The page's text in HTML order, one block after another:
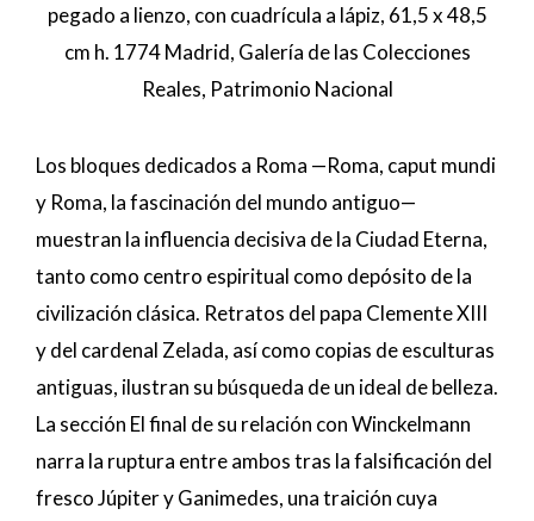
pegado a lienzo, con cuadrícula a lápiz, 61,5 x 48,5
cm h. 1774 Madrid, Galería de las Colecciones
Reales, Patrimonio Nacional
Los bloques dedicados a Roma —Roma, caput mundi
y Roma, la fascinación del mundo antiguo—
muestran la influencia decisiva de la Ciudad Eterna,
tanto como centro espiritual como depósito de la
civilización clásica. Retratos del papa Clemente XIII
y del cardenal Zelada, así como copias de esculturas
antiguas, ilustran su búsqueda de un ideal de belleza.
La sección El final de su relación con Winckelmann
narra la ruptura entre ambos tras la falsificación del
fresco Júpiter y Ganimedes, una traición cuya